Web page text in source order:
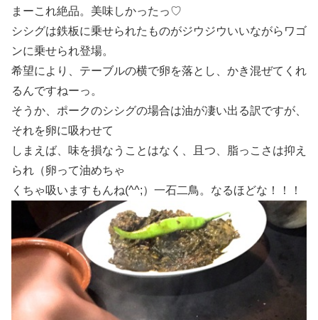
まーこれ絶品。美味しかったっ♡
シシグは鉄板に乗せられたものがジウジウいいながらワゴ
ンに乗せられ登場。
希望により、テーブルの横で卵を落とし、かき混ぜてくれ
るんですねーっ。
そうか、ポークのシシグの場合は油が凄い出る訳ですが、
それを卵に吸わせて
しまえば、味を損なうことはなく、且つ、脂っこさは抑え
られ（卵って油めちゃ
くちゃ吸いますもんね(^^;）一石二鳥。なるほどな！！！